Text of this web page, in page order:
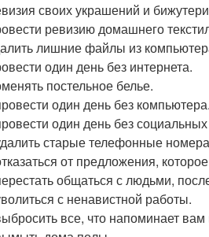
своих украшений и
ревизию домашнего
лишние файлы из
один день без интернета.
постельное белье.
один день без компьютера.
один день без социальных
старые телефонные
от предложения,
общаться с людьми,
с ненавистной работы.
все, что напоминает